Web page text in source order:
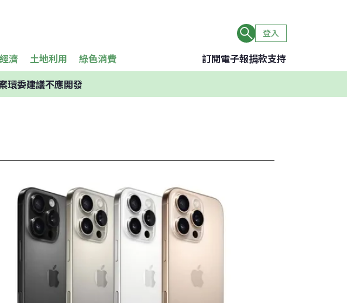
登入
濟 土地利用 綠色消費 訂閱電子報捐款支持
環委建議不應開發